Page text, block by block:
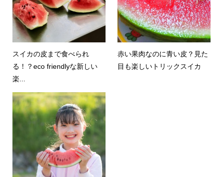
スイカの皮まで食べられ
る！？eco friendlyな新しい
楽...
赤い果肉なのに青い皮？見た
目も楽しいトリックスイカ